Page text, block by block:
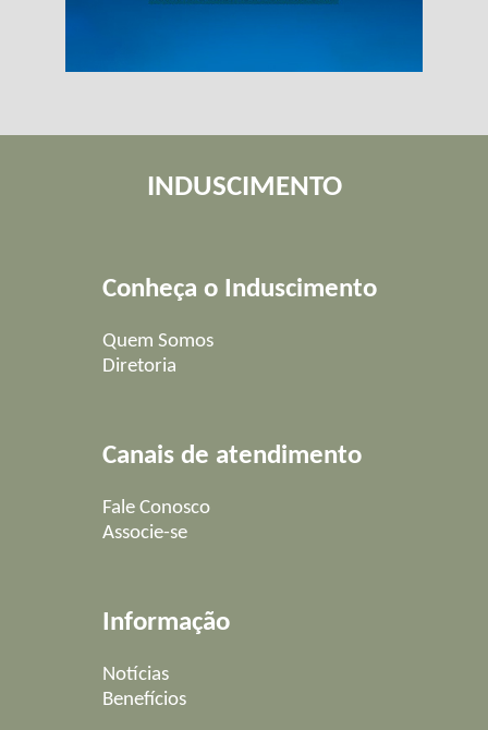
INDUSCIMENTO
Conheça o Induscimento
Quem Somos
Diretoria
Canais de atendimento
Fale Conosco
Associe-se
Informação
Notícias
Benefícios